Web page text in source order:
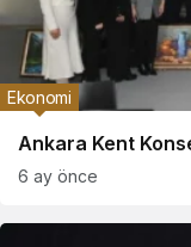
Ankara Kent
Ekonomi
6 ay önce